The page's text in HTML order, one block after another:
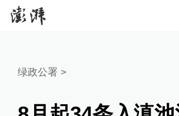
绿政公署 >